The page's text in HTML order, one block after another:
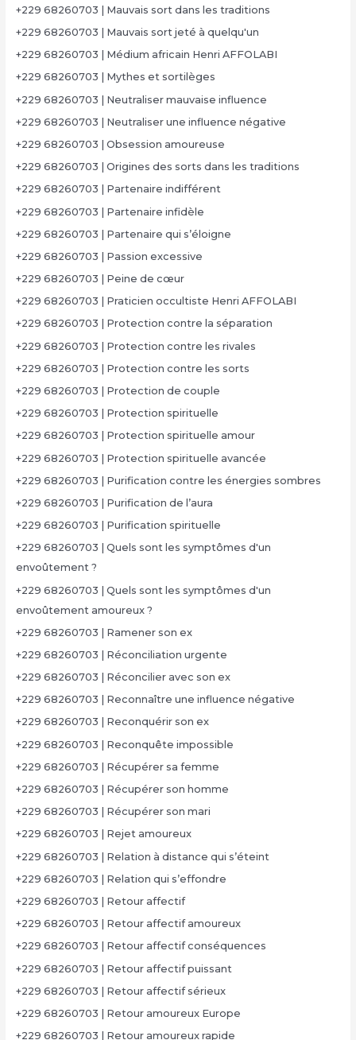
+229 68260703 | Mauvais sort dans les traditions
+229 68260703 | Mauvais sort jeté à quelqu'un
+229 68260703 | Médium africain Henri AFFOLABI
+229 68260703 | Mythes et sortilèges
+229 68260703 | Neutraliser mauvaise influence
+229 68260703 | Neutraliser une influence négative
+229 68260703 | Obsession amoureuse
+229 68260703 | Origines des sorts dans les traditions
+229 68260703 | Partenaire indifférent
+229 68260703 | Partenaire infidèle
+229 68260703 | Partenaire qui s’éloigne
+229 68260703 | Passion excessive
+229 68260703 | Peine de cœur
+229 68260703 | Praticien occultiste Henri AFFOLABI
+229 68260703 | Protection contre la séparation
+229 68260703 | Protection contre les rivales
+229 68260703 | Protection contre les sorts
+229 68260703 | Protection de couple
+229 68260703 | Protection spirituelle
+229 68260703 | Protection spirituelle amour
+229 68260703 | Protection spirituelle avancée
+229 68260703 | Purification contre les énergies sombres
+229 68260703 | Purification de l’aura
+229 68260703 | Purification spirituelle
+229 68260703 | Quels sont les symptômes d'un
envoûtement ?
+229 68260703 | Quels sont les symptômes d'un
envoûtement amoureux ?
+229 68260703 | Ramener son ex
+229 68260703 | Réconciliation urgente
+229 68260703 | Réconcilier avec son ex
+229 68260703 | Reconnaître une influence négative
+229 68260703 | Reconquérir son ex
+229 68260703 | Reconquête impossible
+229 68260703 | Récupérer sa femme
+229 68260703 | Récupérer son homme
+229 68260703 | Récupérer son mari
+229 68260703 | Rejet amoureux
+229 68260703 | Relation à distance qui s’éteint
+229 68260703 | Relation qui s’effondre
+229 68260703 | Retour affectif
+229 68260703 | Retour affectif amoureux
+229 68260703 | Retour affectif conséquences
+229 68260703 | Retour affectif puissant
+229 68260703 | Retour affectif sérieux
+229 68260703 | Retour amoureux Europe
+229 68260703 | Retour amoureux rapide